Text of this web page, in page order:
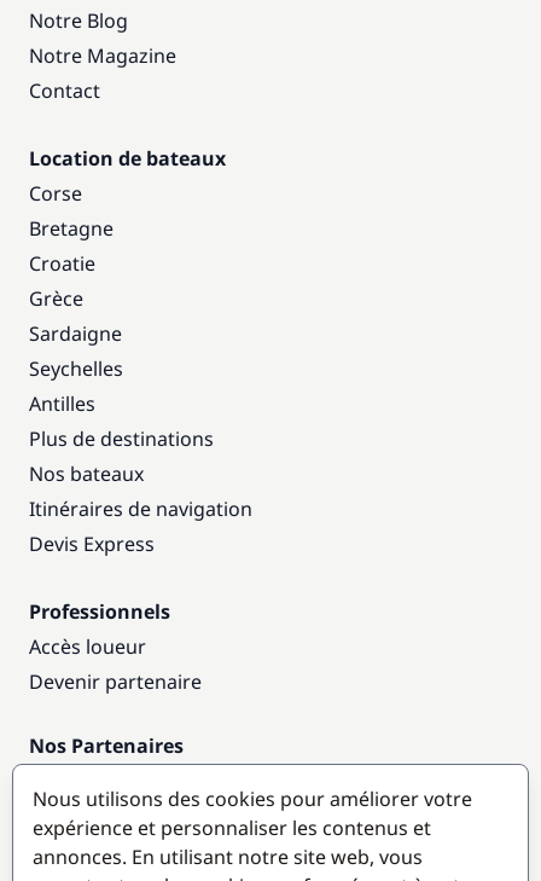
Notre Blog
Notre Magazine
Contact
Location de bateaux
Corse
Bretagne
Croatie
Grèce
Sardaigne
Seychelles
Antilles
Plus de destinations
Nos bateaux
Itinéraires de navigation
Devis Express
Professionnels
Accès loueur
Devenir partenaire
Nos Partenaires
Destinations populaires
Nous utilisons des cookies pour améliorer votre
expérience et personnaliser les contenus et
annonces. En utilisant notre site web, vous